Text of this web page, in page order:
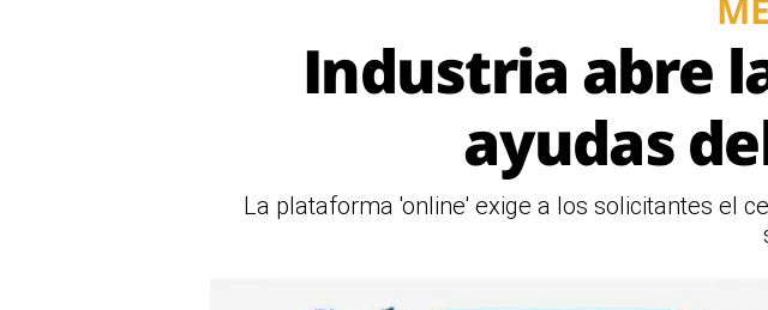
Industria abre
ayudas
La plataforma 'online' exige a los solicitantes el